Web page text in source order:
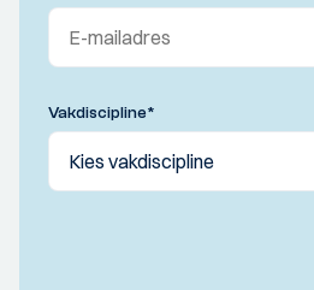
Vakdiscipline*